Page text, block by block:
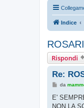
Indice
Rispondi
Re:
M
s
da
E'
NON LA